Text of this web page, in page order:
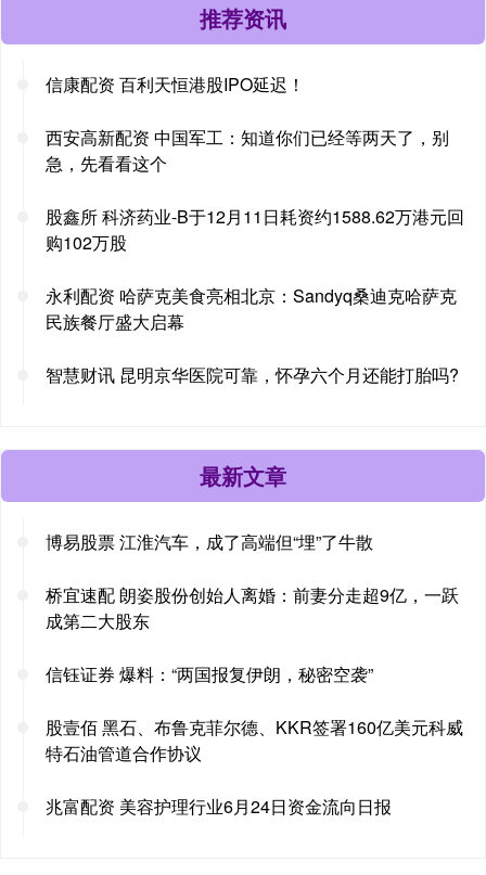
推荐资讯
信康配资 百利天恒港股IPO延迟！
西安高新配资 中国军工：知道你们已经等两天了，别
急，先看看这个
股鑫所 科济药业-B于12月11日耗资约1588.62万港元回
购102万股
永利配资 哈萨克美食亮相北京：Sandyq桑迪克哈萨克
民族餐厅盛大启幕
智慧财讯 昆明京华医院可靠，怀孕六个月还能打胎吗?
最新文章
博易股票 江淮汽车，成了高端但“埋”了牛散
桥宜速配 朗姿股份创始人离婚：前妻分走超9亿，一跃
成第二大股东
信钰证券 爆料：“两国报复伊朗，秘密空袭”
股壹佰 黑石、布鲁克菲尔德、KKR签署160亿美元科威
特石油管道合作协议
兆富配资 美容护理行业6月24日资金流向日报